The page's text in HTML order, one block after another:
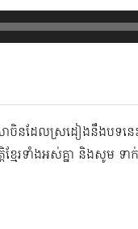
សាចិនដែលស្រដៀងនឹងបទ
ែរទាំងអស់គ្នា និងសូម ទ